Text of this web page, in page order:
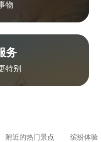
物
务
特别
附近的热门景点 缤纷体验